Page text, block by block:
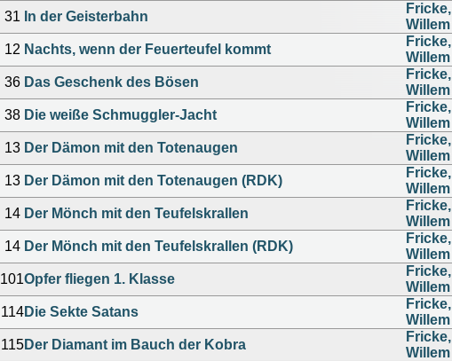
31 In der Geisterbahn
Fricke,
Willem
12 Nachts, wenn der Feuerteufel kommt
Fricke,
Willem
36 Das Geschenk des Bösen
Fricke,
Willem
38 Die weiße Schmuggler-Jacht
Fricke,
Willem
13 Der Dämon mit den Totenaugen
Fricke,
Willem
13 Der Dämon mit den Totenaugen (RDK)
Fricke,
Willem
14 Der Mönch mit den Teufelskrallen
Fricke,
Willem
14 Der Mönch mit den Teufelskrallen (RDK)
Fricke,
Willem
101Opfer fliegen 1. Klasse
Fricke,
Willem
114 Die Sekte Satans
Fricke,
Willem
115 Der Diamant im Bauch der Kobra
Fricke,
Willem